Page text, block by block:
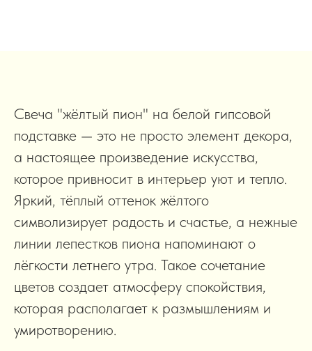
Свеча "жёлтый пион" на белой гипсовой
подставке — это не просто элемент декора,
а настоящее произведение искусства,
которое привносит в интерьер уют и тепло.
Яркий, тёплый оттенок жёлтого
символизирует радость и счастье, а нежные
линии лепестков пиона напоминают о
лёгкости летнего утра. Такое сочетание
цветов создает атмосферу спокойствия,
которая располагает к размышлениям и
умиротворению.